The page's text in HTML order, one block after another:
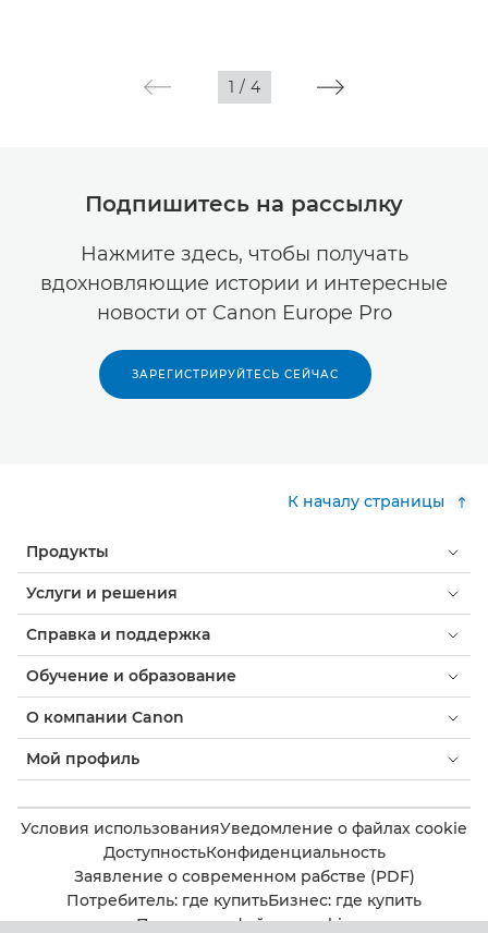
1 / 4
Подпишитесь на рассылку
Нажмите здесь, чтобы получать
вдохновляющие истории и интересные
новости от Canon Europe Pro
ЗАРЕГИСТРИРУЙТЕСЬ СЕЙЧАС
К началу страницы
Продукты
Услуги и решения
Справка и поддержка
Обучение и образование
О компании Canon
Мой профиль
Условия использованияУведомление о файлах cookie
ДоступностьКонфиденциальность
Заявление о современном рабстве (PDF)
Потребитель: где купитьБизнес: где купить
Параметры файлов cookie